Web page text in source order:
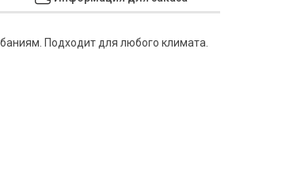
Подходит для любого климата.